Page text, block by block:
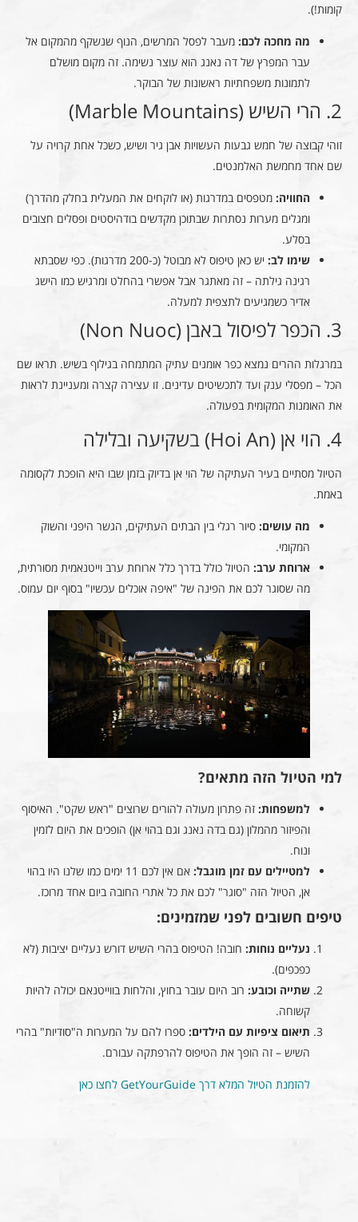
קומות!).
מה מחכה לכם: מעבר לפסל המרשים, הנוף שנשקף מהמקום אל
עבר המפרץ של דה נאנג הוא עוצר נשימה. זה מקום מושלם
לתמונות משפחתיות ראשונות של הבוקר.
2. הרי השיש (Marble Mountains)
זוהי קבוצה של חמש גבעות העשויות אבן גיר ושיש, כשכל אחת קרויה על
שם אחד מחמשת האלמנטים.
החוויה: מטפסים במדרגות (או לוקחים את המעלית בחלק מהדרך)
ומגלים מערות נסתרות שבתוכן מקדשים בודהיסטים ופסלים חצובים
בסלע.
שימו לב:
יש כאן טיפוס לא מבוטל (כ-200 מדרגות). כפי שסבתא
רגינה גילתה – זה מאתגר אבל אפשרי בהחלט ומרגיש כמו הישג
אדיר כשמגיעים לתצפית למעלה.
3. הכפר לפיסול באבן (Non Nuoc)
במרגלות ההרים נמצא כפר אומנים עתיק המתמחה בגילוף בשיש. תראו שם
הכל – מפסלי ענק ועד לתכשיטים עדינים. זו עצירה קצרה ומעניינת לראות
את האומנות המקומית בפעולה.
4. הוי אן (Hoi An) בשקיעה ובלילה
הטיול מסתיים בעיר העתיקה של הוי אן בדיוק בזמן שבו היא הופכת לקסומה
באמת.
מה עושים: סיור רגלי בין הבתים העתיקים, הגשר היפני והשוק
המקומי.
ארוחת ערב: הטיול כולל בדרך כלל ארוחת ערב וייטנאמית מסורתית,
מה שסוגר לכם את הפינה של "איפה אוכלים עכשיו" בסוף יום עמוס.
למי הטיול הזה מתאים?
למשפחות: זה פתרון מעולה להורים שרוצים "ראש שקט". האיסוף
והפיזור מהמלון (גם בדה נאנג וגם בהוי אן) הופכים את היום לזמין
ונוח.
למטיילים עם זמן מוגבל:
אם אין לכם 11 ימים כמו שלנו היו בהוי
אן, הטיול הזה "סוגר" לכם את כל אתרי החובה ביום אחד מרוכז.
טיפים חשובים לפני שמזמינים:
נעליים נוחות: חובה! הטיפוס בהרי השיש דורש נעליים יציבות (לא
כפכפים).
שתייה וכובע: רוב היום עובר בחוץ, והלחות בווייטנאם יכולה להיות
קשוחה.
תיאום ציפיות עם הילדים: ספרו להם על המערות ה"סודיות" בהרי
השיש – זה הופך את הטיפוס להרפתקה עבורם.
להזמנת הטיול המלא דרך GetYourGuide לחצו כאן